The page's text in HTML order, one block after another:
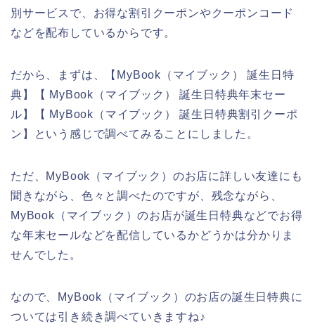
別サービスで、お得な割引クーポンやクーポンコード
などを配布しているからです。
だから、まずは、【MyBook（マイブック） 誕生日特
典】【 MyBook（マイブック） 誕生日特典年末セー
ル】【 MyBook（マイブック） 誕生日特典割引クーポ
ン】という感じで調べてみることにしました。
ただ、MyBook（マイブック）のお店に詳しい友達にも
聞きながら、色々と調べたのですが、残念ながら、
MyBook（マイブック）のお店が誕生日特典などでお得
な年末セールなどを配信しているかどうかは分かりま
せんでした。
なので、MyBook（マイブック）のお店の誕生日特典に
ついては引き続き調べていきますね♪